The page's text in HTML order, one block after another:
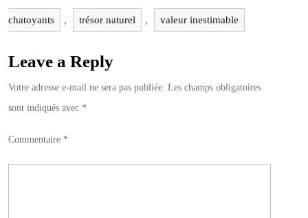
chatoyants , trésor naturel , valeur inestimable
Leave a Reply
Votre adresse e-mail ne sera pas publiée. Les champs obligatoires
sont indiqués avec *
Commentaire *